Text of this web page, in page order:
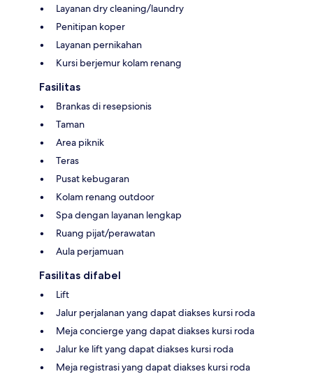
Layanan dry cleaning/laundry
Penitipan koper
Layanan pernikahan
Kursi berjemur kolam renang
Fasilitas
Brankas di resepsionis
Taman
Area piknik
Teras
Pusat kebugaran
Kolam renang outdoor
Spa dengan layanan lengkap
Ruang pijat/perawatan
Aula perjamuan
Fasilitas difabel
Lift
Jalur perjalanan yang dapat diakses kursi roda
Meja concierge yang dapat diakses kursi roda
Jalur ke lift yang dapat diakses kursi roda
Meja registrasi yang dapat diakses kursi roda